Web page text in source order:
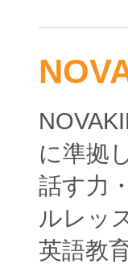
に準拠
話す力
ルレッ
英語教